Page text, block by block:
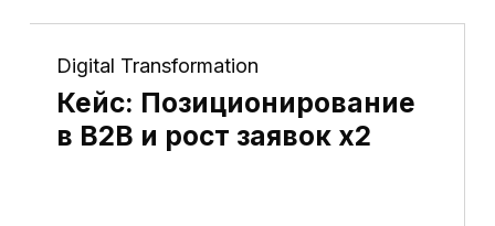
Digital Transformation
Кейс: Позиционирование
в B2B и рост заявок x2